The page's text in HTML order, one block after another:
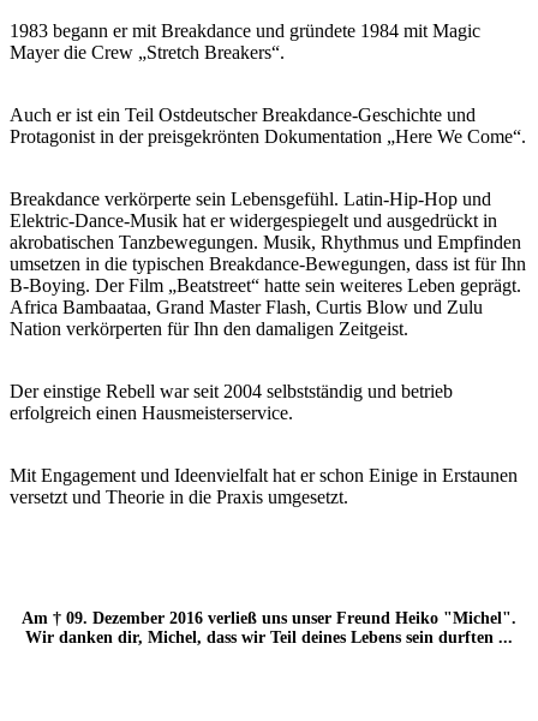
1983 begann er mit Breakdance und gründete 1984 mit Magic
Mayer die Crew „Stretch Breakers“.
Auch er ist ein Teil Ostdeutscher Breakdance‐Geschichte und
Protagonist in der preisgekrönten Dokumentation „Here We Come“.
Breakdance verkörperte sein Lebensgefühl. Latin‐Hip‐Hop und
Elektric‐Dance‐Musik hat er widergespiegelt und ausgedrückt in
akrobatischen Tanzbewegungen. Musik, Rhythmus und Empfinden
umsetzen in die typischen Breakdance‐Bewegungen, dass ist für Ihn
B‐Boying. Der Film „Beatstreet“ hatte sein weiteres Leben geprägt.
Africa Bambaataa, Grand Master Flash, Curtis Blow und Zulu
Nation verkörperten für Ihn den damaligen Zeitgeist.
Der einstige Rebell war seit 2004 selbstständig und betrieb
erfolgreich einen Hausmeisterservice.
Mit Engagement und Ideenvielfalt hat er schon Einige in Erstaunen
versetzt und Theorie in die Praxis umgesetzt.
Am † 09. Dezember 2016 verließ uns unser Freund Heiko "Michel".
Wir danken dir, Michel, dass wir Teil deines Lebens sein durften ...